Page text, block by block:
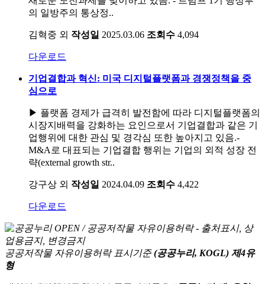
의 일방주의 통상정..
김혁중 외 작성일 2025.03.06 조회수 4,094
다운로드
기업결합과 혁신: 미국 디지털플랫폼과 경쟁정책을 중
심으로
▶ 플랫폼 경제가 급격히 발전함에 따라 디지털플랫폼의
시장지배력을 강화하는 요인으로서 기업결합과 같은 기
업행위에 대한 관심 및 경각심 또한 높아지고 있음.-
M&A로 대표되는 기업결합 행위는 기업의 외적 성장 전
략(external growth str..
강구상 외 작성일 2024.04.09 조회수 4,422
다운로드
공공저작물 자유이용허락 표시기준 (공공누리, KOGL) 제4유
형